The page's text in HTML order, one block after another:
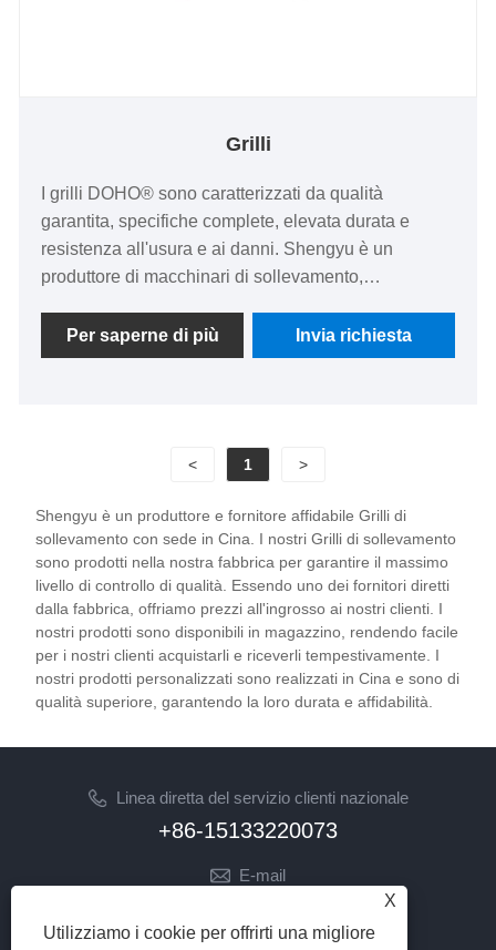
Grilli
I grilli DOHO® sono caratterizzati da qualità
garantita, specifiche complete, elevata durata e
resistenza all'usura e ai danni. Shengyu è un
produttore di macchinari di sollevamento,
attrezzature di sollevamento di alta qualità. È il
produttore preferito in settori quali il sollevamento
Per saperne di più Invia richiesta
< 1 >
Shengyu è un produttore e fornitore affidabile Grilli di
sollevamento con sede in Cina. I nostri Grilli di sollevamento
sono prodotti nella nostra fabbrica per garantire il massimo
livello di controllo di qualità. Essendo uno dei fornitori diretti
dalla fabbrica, offriamo prezzi all'ingrosso ai nostri clienti. I
nostri prodotti sono disponibili in magazzino, rendendo facile
per i nostri clienti acquistarli e riceverli tempestivamente. I
nostri prodotti personalizzati sono realizzati in Cina e sono di
qualità superiore, garantendo la loro durata e affidabilità.
Linea diretta del servizio clienti nazionale
+86-15133220073
E-mail
X
Utilizziamo i cookie per offrirti una migliore